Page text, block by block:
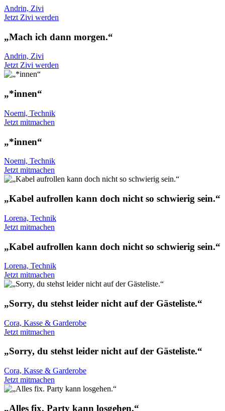
Andrin, Zivi
Jetzt Zivi werden
„Mach ich dann morgen.“
Andrin, Zivi
Jetzt Zivi werden
„*innen“
Noemi, Technik
Jetzt mitmachen
„*innen“
Noemi, Technik
Jetzt mitmachen
„Kabel aufrollen kann doch nicht so schwierig sein.“
Lorena, Technik
Jetzt mitmachen
„Kabel aufrollen kann doch nicht so schwierig sein.“
Lorena, Technik
Jetzt mitmachen
„Sorry, du stehst leider nicht auf der Gästeliste.“
Cora, Kasse & Garderobe
Jetzt mitmachen
„Sorry, du stehst leider nicht auf der Gästeliste.“
Cora, Kasse & Garderobe
Jetzt mitmachen
„Alles fix. Party kann losgehen.“